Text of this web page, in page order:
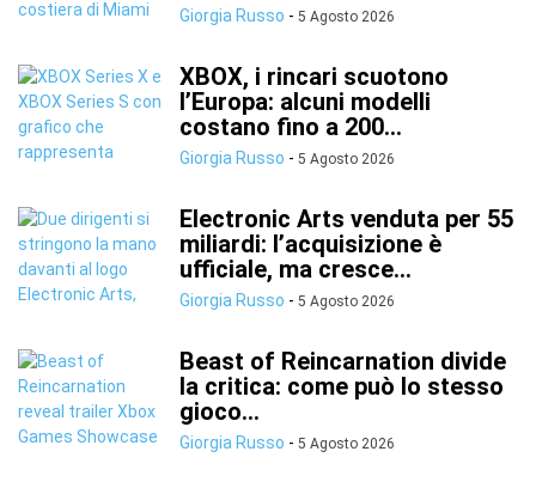
Giorgia Russo - 5 Agosto 2026
XBOX, i rincari scuotono
l’Europa: alcuni modelli
costano fino a 200...
Giorgia Russo - 5 Agosto 2026
Electronic Arts venduta per 55
miliardi: l’acquisizione è
ufficiale, ma cresce...
Giorgia Russo - 5 Agosto 2026
Beast of Reincarnation divide
la critica: come può lo stesso
gioco...
Giorgia Russo - 5 Agosto 2026